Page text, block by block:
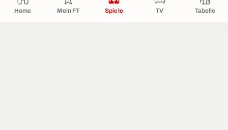
Home Mein FT Spiele TV Tabelle